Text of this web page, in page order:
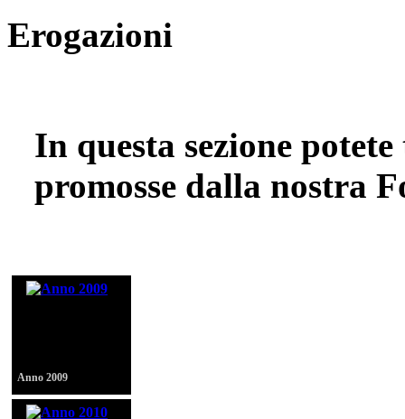
Erogazioni
In questa sezione
promosse dalla nostra
Anno 2009